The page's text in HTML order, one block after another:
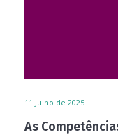
11 Julho de 2025
As